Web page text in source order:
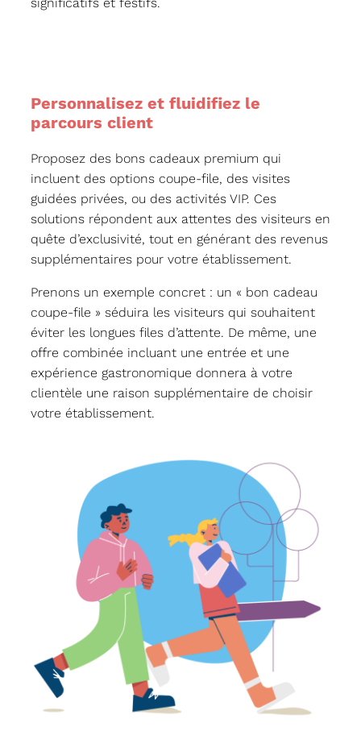
Personnalisez et fluidifiez le
parcours client
Proposez des bons cadeaux premium qui
incluent des options coupe-file, des visites
guidées privées, ou des activités VIP. Ces
solutions répondent aux attentes des visiteurs en
quête d’exclusivité, tout en générant des revenus
supplémentaires pour votre établissement.
Prenons un exemple concret : un « bon cadeau
coupe-file » séduira les visiteurs qui souhaitent
éviter les longues files d’attente. De même, une
offre combinée incluant une entrée et une
expérience gastronomique donnera à votre
clientèle une raison supplémentaire de choisir
votre établissement.